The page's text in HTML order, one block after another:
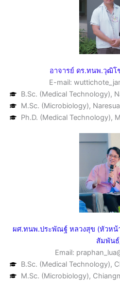
อาจารย์ ดร.ทนพ.วุฒิ
E-mail:
B.Sc. (Medical Technology),
M.Sc. (Microbiology),
Ph.D. (Medical Technology),
ผศ.ทนพ.ประพัณฐ์ หลวงสุข (หัวหน้
สัมพัน
Email:
B.Sc. (Medical Technology),
M.Sc. (Microbiology),